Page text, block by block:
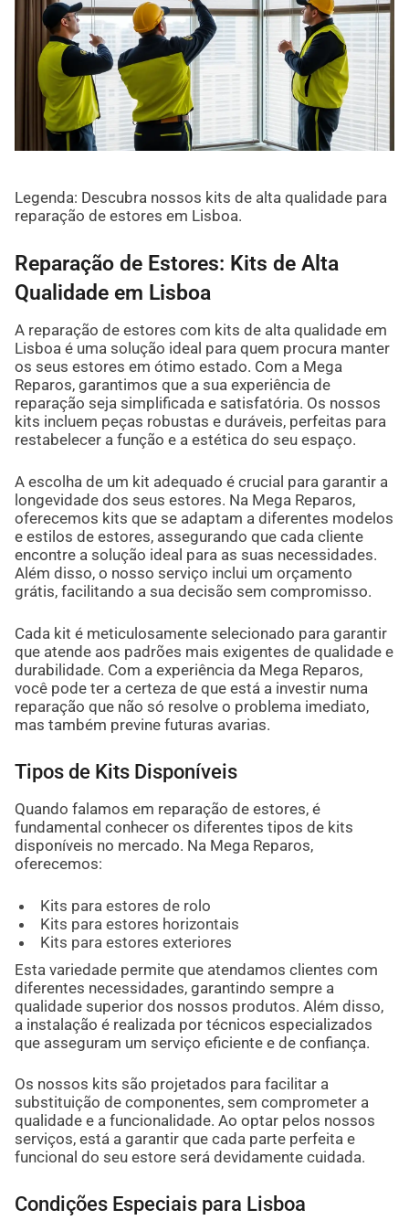
Legenda: Descubra nossos kits de alta qualidade para
reparação de estores em Lisboa.
Reparação de Estores: Kits de Alta
Qualidade em Lisboa
A reparação de estores com kits de alta qualidade em
Lisboa é uma solução ideal para quem procura manter
os seus estores em ótimo estado. Com a Mega
Reparos, garantimos que a sua experiência de
reparação seja simplificada e satisfatória. Os nossos
kits incluem peças robustas e duráveis, perfeitas para
restabelecer a função e a estética do seu espaço.
A escolha de um kit adequado é crucial para garantir a
longevidade dos seus estores. Na Mega Reparos,
oferecemos kits que se adaptam a diferentes modelos
e estilos de estores, assegurando que cada cliente
encontre a solução ideal para as suas necessidades.
Além disso, o nosso serviço inclui um orçamento
grátis, facilitando a sua decisão sem compromisso.
Cada kit é meticulosamente selecionado para garantir
que atende aos padrões mais exigentes de qualidade e
durabilidade. Com a experiência da Mega Reparos,
você pode ter a certeza de que está a investir numa
reparação que não só resolve o problema imediato,
mas também previne futuras avarias.
Tipos de Kits Disponíveis
Quando falamos em reparação de estores, é
fundamental conhecer os diferentes tipos de kits
disponíveis no mercado. Na Mega Reparos,
oferecemos:
Kits para estores de rolo
Kits para estores horizontais
Kits para estores exteriores
Esta variedade permite que atendamos clientes com
diferentes necessidades, garantindo sempre a
qualidade superior dos nossos produtos. Além disso,
a instalação é realizada por técnicos especializados
que asseguram um serviço eficiente e de confiança.
Os nossos kits são projetados para facilitar a
substituição de componentes, sem comprometer a
qualidade e a funcionalidade. Ao optar pelos nossos
serviços, está a garantir que cada parte perfeita e
funcional do seu estore será devidamente cuidada.
Condições Especiais para Lisboa